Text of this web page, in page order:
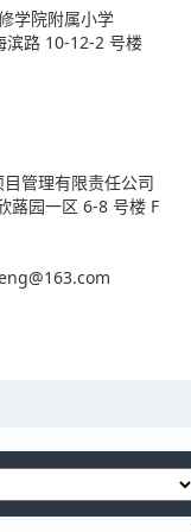
学院附属小学
路 10-12-2 号楼
管理有限责任公司
园一区 6-8 号楼 F